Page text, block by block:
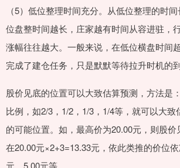
（5）低位整理时间充分。从低位整理的时
位盘整时间越长，庄家越有时间从容进驻，
涨幅往往越大。一般来说，在低位横盘时间
完成了建仓任务，只是默默等待拉升时机的到
股价见底的位置可以大致估算预测，方法是
比例，如2/3，1/2，1/3，1/4等，就可以大
的可能位置。如，最高价为20.00元，则股
在20.00元×2+3=13.33元，依此类推的价位
元、5.00元等。